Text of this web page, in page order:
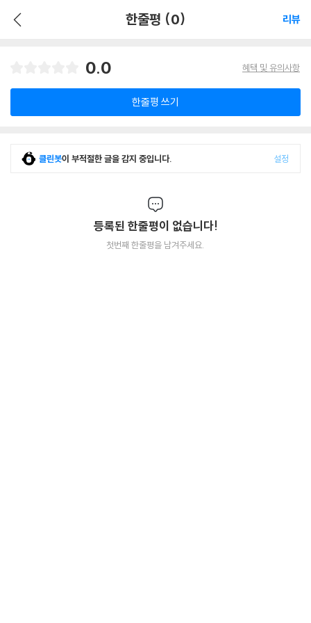
한줄평 (0) 리뷰
0.0 혜택 및 유의사항
한줄평 쓰기
클린봇이 부적절한 글을 감지 중입니다. 설정
등록된 한줄평이 없습니다!
첫번째 한줄평을 남겨주세요.